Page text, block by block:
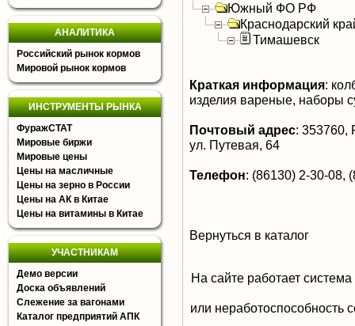
АНАЛИТИКА
Российский рынок кормов
Мировой рынок кормов
ИНСТРУМЕНТЫ РЫНКА
ФуражСТАТ
Мировые биржи
Мировые цены
Цены на масличные
Цены на зерно в России
Цены на АК в Китае
Цены на витамины в Китае
УЧАСТНИКАМ
Демо версии
Доска объявлений
Слежение за вагонами
Каталог предприятий АПК
Южный ФО РФ
Краснодарский
Тимашевск
Краткая информация:
изделия вареные, наборы
Почтовый адрес: 353760,
ул. Путевая, 64
Телефон: (86130) 2-30-08,
Вернуться в каталог
На сайте работает
или неработоспособность